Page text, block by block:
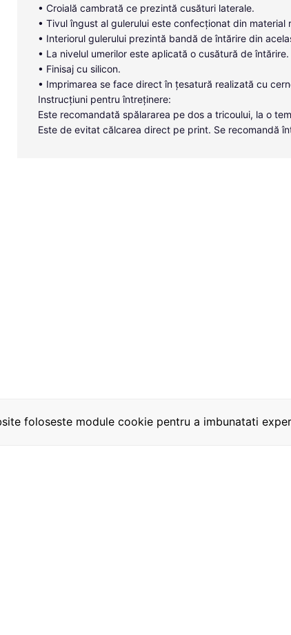
foloseste module cookie pentru a imbunatati
• Croială cambrată ce prezintă cusături laterale.
• Tivul îngust al gulerului este confecționat din material
• Interiorul gulerului prezintă bandă de întărire din
• La nivelul umerilor este aplicată o cusătură de întărire.
• Finisaj cu silicon.
• Imprimarea se face direct în țesatură realizată cu
Instrucțiuni pentru întreținere:
Este recomandată spălararea pe dos a tricoului, la o
Este de evitat călcarea direct pe print. Se recomandă